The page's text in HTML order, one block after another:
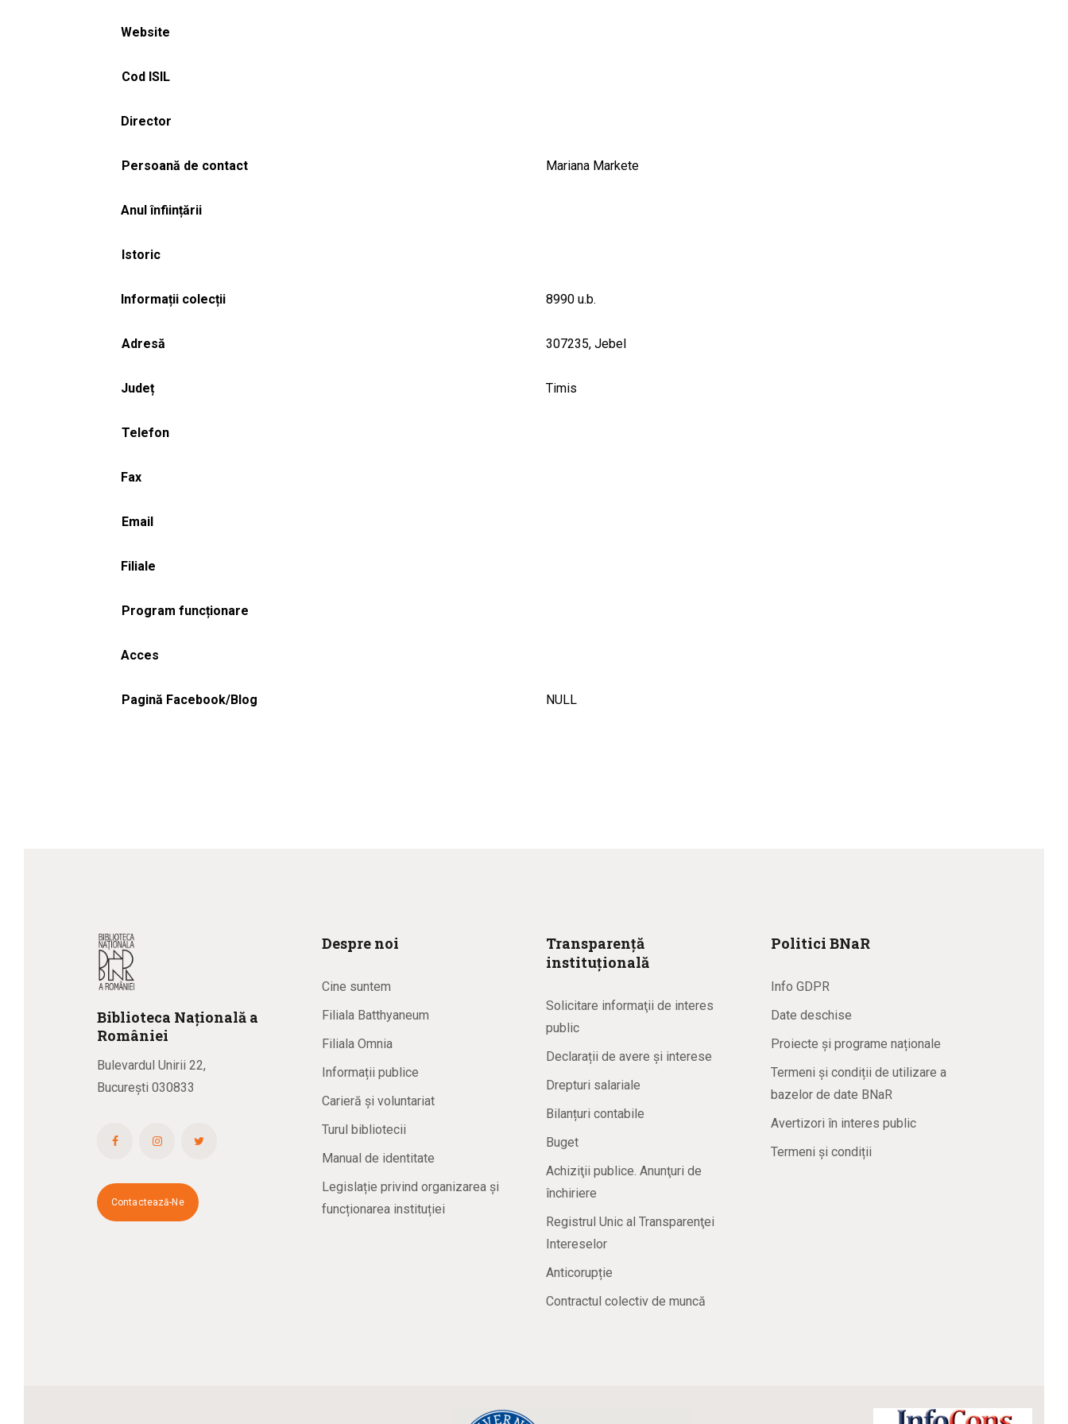
Website
Cod ISIL
Director
Persoană de contact Mariana Markete
Anul înființării
Istoric
Informații colecții 8990 u.b.
Adresă 307235, Jebel
Județ Timis
Telefon
Fax
Email
Filiale
Program funcționare
Acces
Pagină Facebook/Blog NULL
Biblioteca Națională a
României
Bulevardul Unirii 22,
București 030833
Contactează-Ne
Despre noi
Cine suntem
Filiala Batthyaneum
Filiala Omnia
Informații publice
Carieră și voluntariat
Turul bibliotecii
Manual de identitate
Legislație privind organizarea și
funcționarea instituției
Transparență
instituțională
Solicitare informaţii de interes
public
Declarații de avere și interese
Drepturi salariale
Bilanțuri contabile
Buget
Achiziţii publice. Anunţuri de
închiriere
Registrul Unic al Transparenţei
Intereselor
Anticorupție
Contractul colectiv de muncă
Politici BNaR
Info GDPR
Date deschise
Proiecte și programe naționale
Termeni și condiții de utilizare a
bazelor de date BNaR
Avertizori în interes public
Termeni și condiții